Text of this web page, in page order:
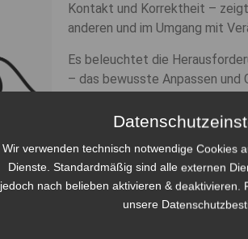
Kontakt und Korrektheit –
anderen und im Umgang mit
Es beleuchtet die
– das bewusste Anpassen
Daraus kann Verbundenheit
Das Buch geht weder auf
Kommunikation. Es zeigt auf,
Kommunikation – miteinander
Dabei werden
Wir verwenden technisch notwendige Cookies
Dienste. Standardmäßig sind alle externen
jedoch nach belieben aktivieren & deaktivieren.
unsere